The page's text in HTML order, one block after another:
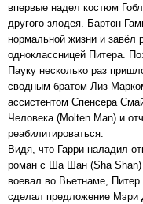
впервые надел костюм
другого злодея. Бартон
нормальной жизни и
одноклассницей Питера.
Пауку несколько раз
сводным братом Лиз
ассистентом Спенсера
Человека (Molten Man) и
реабилитироваться.
Видя, что Гарри наладил
роман с Ша Шан (Sha Shan)
воевал во Вьетнаме,
сделал предложение Мэри